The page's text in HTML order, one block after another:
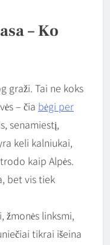
– Ko
graži. Tai ne koks
– čia bėgi per
senamiestį,
keli kalniukai,
kaip Alpės.
bet vis tiek
žmonės linksmi,
tikrai išeina